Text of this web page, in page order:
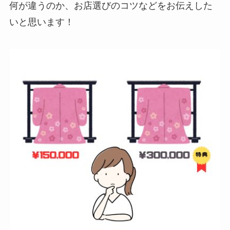
何が違うのか、お店選びのコツなどをお伝えした
いと思います！